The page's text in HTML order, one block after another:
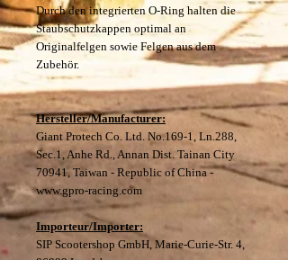
Durch den integrierten O-Ring halten die
Staubschutzkappen optimal an
Originalfelgen sowie Felgen aus dem
Zubehör.
Hersteller/Manufacturer:
Giant Protech Co. Ltd. No.169-1, Ln.288,
Sec.1, Anhe Rd., Annan Dist. Tainan City
70941, Taiwan - Republic of China -
www.gpro-racing.com
Importeur/Importer:
SIP Scootershop GmbH, Marie-Curie-Str. 4,